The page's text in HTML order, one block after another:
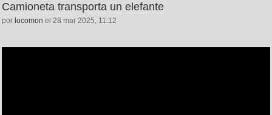
Camioneta transporta un elefante
por locomon el 28 mar 2025, 11:12